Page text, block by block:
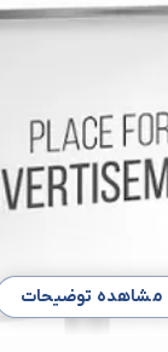
مشاهده توضیحات